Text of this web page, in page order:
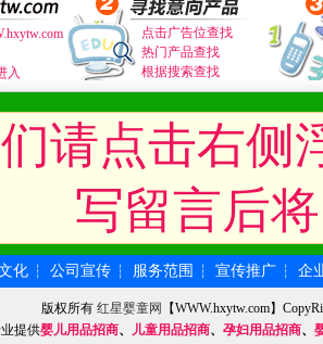
赠，免费提供软
咨询手册等各种
护支持：供优质
供货、严格保证
理商、经销商提
发票，产品质量
术支持：因地制
入
点击广告位查找
热门产品查找
根据搜索查找
请点击右侧
写留言后
化 ┆ 公司宣传 ┆ 服务范围 ┆ 宣传推广 ┆ 企
版权所有红星婴童网
【WWW.hxytw.com】
提供婴儿用品招商、 儿童用品招商、 孕妇用品招商、